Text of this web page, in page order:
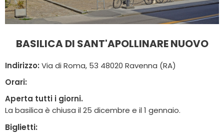
BASILICA DI SANT'APOLLINARE NUOVO
Indirizzo: Via di Roma, 53 48020 Ravenna (RA)
Orari:
Aperta tutti i giorni.
La basilica è chiusa il 25 dicembre e il 1 gennaio.
Biglietti: